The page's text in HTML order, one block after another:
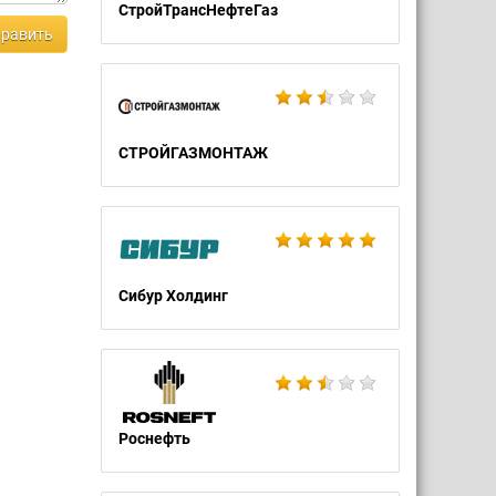
СтройТрансНефтеГаз
СТРОЙГАЗМОНТАЖ
Сибур Холдинг
Роснефть